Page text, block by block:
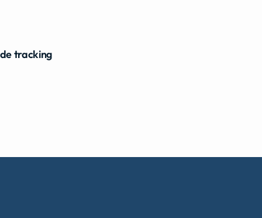
tracking